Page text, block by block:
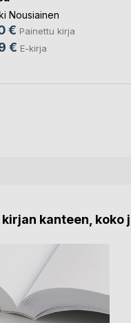
Nousiainen
€ Painettu kirja
€ E-kirja
kanteen,